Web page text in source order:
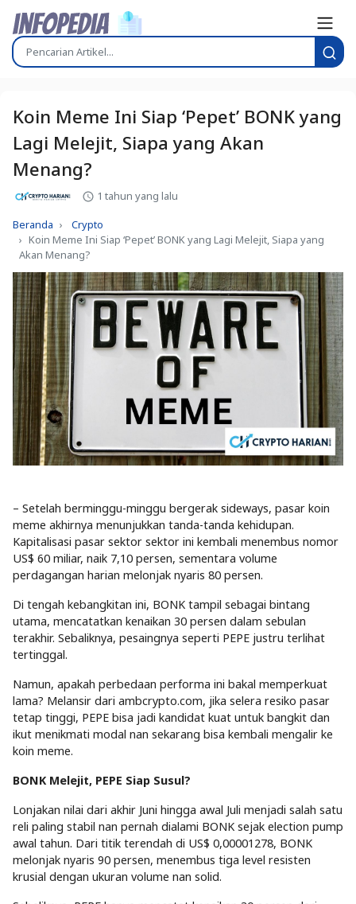
Koin Meme Ini Siap ‘Pepet’ BONK yang
Lagi Melejit, Siapa yang Akan
Menang?
1 tahun yang lalu
Beranda
Crypto
Koin Meme Ini Siap ‘Pepet’ BONK yang Lagi Melejit, Siapa yang
Akan Menang?
– Setelah berminggu-minggu bergerak sideways, pasar koin
meme akhirnya menunjukkan tanda-tanda kehidupan.
Kapitalisasi pasar sektor sektor ini kembali menembus nomor
US$ 60 miliar, naik 7,10 persen, sementara volume
perdagangan harian melonjak nyaris 80 persen.
Di tengah kebangkitan ini, BONK tampil sebagai bintang
utama, mencatatkan kenaikan 30 persen dalam sebulan
terakhir. Sebaliknya, pesaingnya seperti PEPE justru terlihat
tertinggal.
Namun, apakah perbedaan performa ini bakal memperkuat
lama? Melansir dari ambcrypto.com, jika selera resiko pasar
tetap tinggi, PEPE bisa jadi kandidat kuat untuk bangkit dan
ikut menikmati modal nan sekarang bisa kembali mengalir ke
koin meme.
BONK Melejit, PEPE Siap Susul?
Lonjakan nilai dari akhir Juni hingga awal Juli menjadi salah satu
reli paling stabil nan pernah dialami BONK sejak election pump
awal tahun. Dari titik terendah di US$ 0,00001278, BONK
melonjak nyaris 90 persen, menembus tiga level resisten
krusial dengan ukuran volume nan solid.